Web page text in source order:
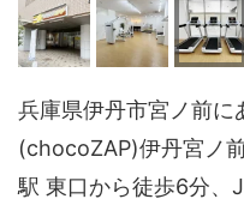
兵庫県伊丹市宮ノ前に
(chocoZAP)伊丹宮ノ
駅 東口から徒歩6分、